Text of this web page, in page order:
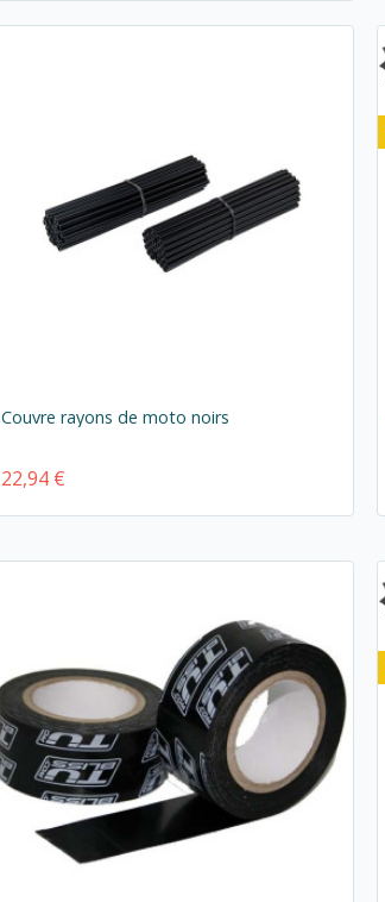
Couvre rayons de moto noirs
22,94 €